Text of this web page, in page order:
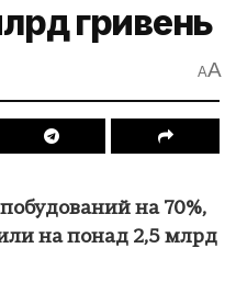
гривень
AA
на 70%,
на понад 2,5 млрд